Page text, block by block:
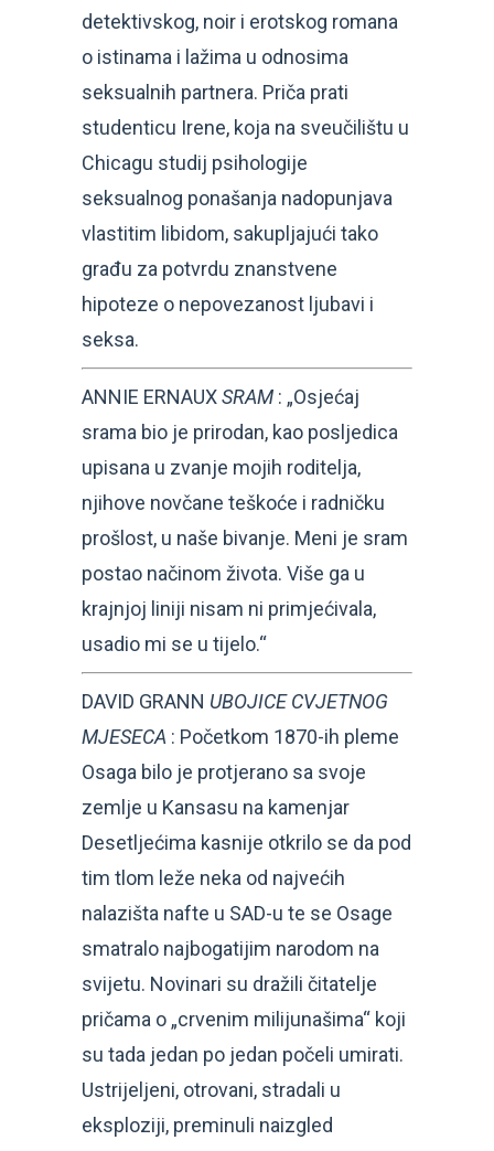
detektivskog, noir i erotskog romana
o istinama i lažima u odnosima
seksualnih partnera. Priča prati
studenticu Irene, koja na sveučilištu u
Chicagu studij psihologije
seksualnog ponašanja nadopunjava
vlastitim libidom, sakupljajući tako
građu za potvrdu znanstvene
hipoteze o nepovezanost ljubavi i
seksa.
ANNIE ERNAUXSRAM : „Osjećaj
srama bio je prirodan, kao posljedica
upisana u zvanje mojih roditelja,
njihove novčane teškoće i radničku
prošlost, u naše bivanje. Meni je sram
postao načinom života. Više ga u
krajnjoj liniji nisam ni primjećivala,
usadio mi se u tijelo.“
DAVID GRANN UBOJICE CVJETNOG
MJESECA : Početkom 1870-ih pleme
Osaga bilo je protjerano sa svoje
zemlje u Kansasu na kamenjar
Desetljećima kasnije otkrilo se da pod
tim tlom leže neka od najvećih
nalazišta nafte u SAD-u te se Osage
smatralo najbogatijim narodom na
svijetu. Novinari su dražili čitatelje
pričama o „crvenim milijunašima“ koji
su tada jedan po jedan počeli umirati.
Ustrijeljeni, otrovani, stradali u
eksploziji, preminuli naizgled